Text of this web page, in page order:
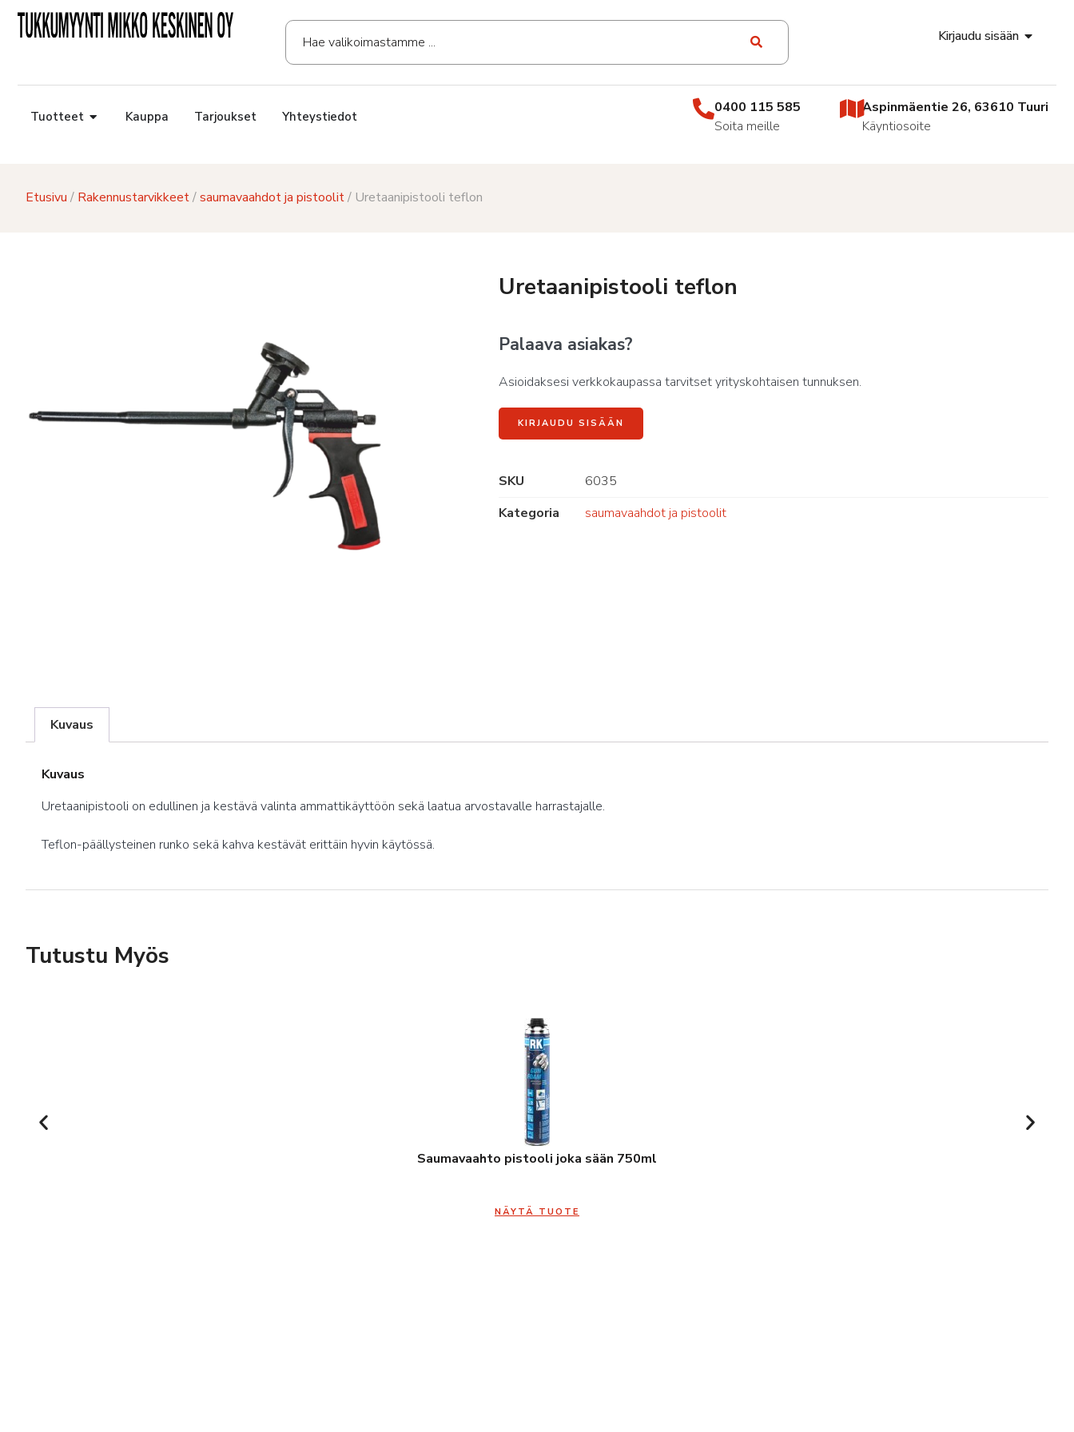
Kirjaudu sisään
Tuotteet Kauppa Tarjoukset Yhteystiedot
0400 115 585
Soita meille
Aspinmäentie 26, 63610 Tuuri
Käyntiosoite
Etusivu / Rakennustarvikkeet/saumavaahdot ja pistoolit/ Uretaanipistooli teflon
Uretaanipistooli teflon
Palaava asiakas?
Asioidaksesi verkkokaupassa tarvitset yrityskohtaisen tunnuksen.
KIRJAUDU SISÄÄN
SKU
6035
Kategoria
saumavaahdot ja pistoolit
Kuvaus
Kuvaus
Uretaanipistooli on edullinen ja kestävä valinta ammattikäyttöön sekä laatua arvostavalle harrastajalle.
Teflon-päällysteinen runko sekä kahva kestävät erittäin hyvin käytössä.
Tutustu Myös
Saumavaahto pistooli joka sään 750ml
NÄYTÄ TUOTE